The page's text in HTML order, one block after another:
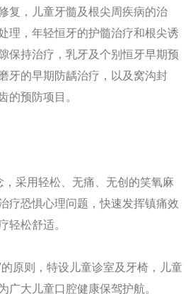
复，儿童牙髓及根尖周疾病的治
理，年轻恒牙的护髓治疗和根尖诱
保持治疗，乳牙及个别恒牙早期预
牙的早期防龋治疗，以及窝沟封
的预防项目。
采用轻松、无痛、无创的笑氧麻
疗恐惧心理问题，快速发挥镇痛效
轻松舒适。
原则，特设儿童诊室及牙椅，儿童
广大儿童口腔健康保驾护航。